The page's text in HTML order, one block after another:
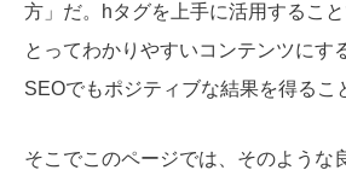
方」だ。hタグを上手に活用するこ
とってわかりやすいコンテンツにす
SEOでもポジティブな結果を得るこ
そこでこのページでは、そのような